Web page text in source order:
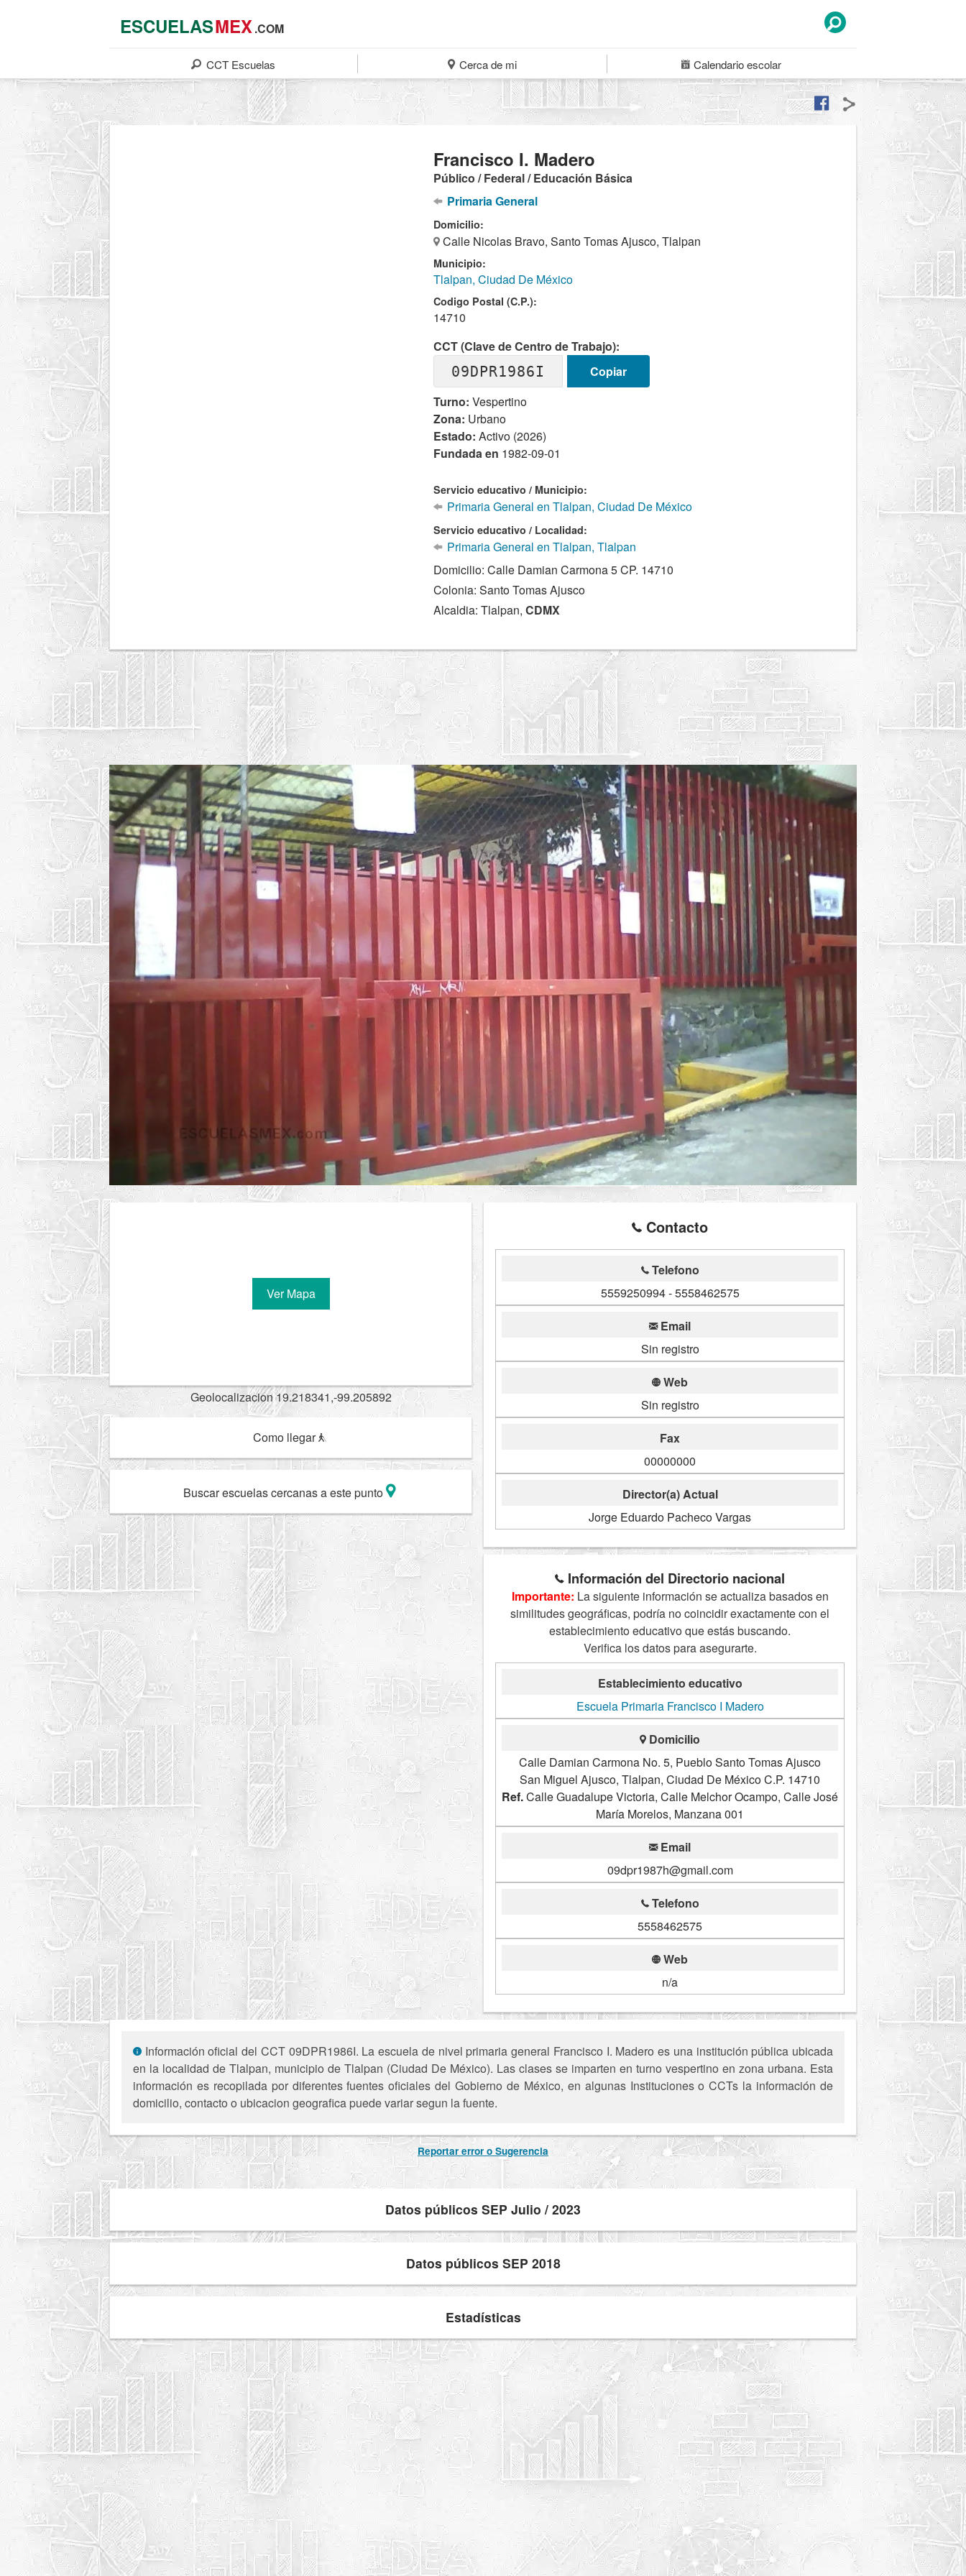
ESCUELASMEX.COM
CCT Escuelas Cerca de mi Calendarioescolar
Francisco I. Madero
Público / Federal / Educación Básica
Primaria General
Domicilio:
Calle Nicolas Bravo, Santo Tomas Ajusco, Tlalpan
Municipio:
Tlalpan, Ciudad De México
Codigo Postal (C.P.):
14710
CCT (Clave de Centro de Trabajo):
09DPR1986I
Copiar
Turno: Vespertino
Zona: Urbano
Estado: Activo (2026)
Fundada en 1982-09-01
Servicio educativo / Municipio:
Primaria General en Tlalpan, Ciudad De México
Servicio educativo / Localidad:
Primaria General en Tlalpan, Tlalpan
Domicilio: Calle Damian Carmona 5 CP. 14710
Colonia: Santo Tomas Ajusco
Alcaldia: Tlalpan,CDMX
Ver Mapa
Geolocalizacion 19.218341,-99.205892
Como llegar
Buscar escuelas cercanas a este punto
Contacto
Telefono
5559250994 - 5558462575
Email
Sin registro
Web
Sin registro
Fax
00000000
Director(a) Actual
Jorge Eduardo Pacheco Vargas
Información del Directorio nacional
Importante: La siguiente información se actualiza basados en
similitudes geográficas, podría no coincidir exactamente con el
establecimiento educativo que estás buscando.
Verifica los datos para asegurarte.
Establecimiento educativo
Escuela Primaria Francisco I Madero
Domicilio
Calle Damian Carmona No. 5, Pueblo Santo Tomas Ajusco
San Miguel Ajusco, Tlalpan, Ciudad De México C.P. 14710
Ref.Calle Guadalupe Victoria, Calle Melchor Ocampo, Calle José
María Morelos, Manzana 001
Email
09dpr1987h@gmail.com
Telefono
5558462575
Web
n/a
Información oficial del CCT 09DPR1986I. La escuela de nivel primaria general Francisco I. Madero es una institución pública ubicada
en la localidad de Tlalpan, municipio de Tlalpan (Ciudad De México). Las clases se imparten en turno vespertino en zona urbana. Esta
información es recopilada por diferentes fuentes oficiales del Gobierno de México, en algunas Instituciones o CCTs la información de
domicilio, contacto o ubicacion geografica puede variar segun la fuente.
Reportar error o Sugerencia
Datos públicos SEP Julio / 2023
Datos públicos SEP 2018
Estadísticas